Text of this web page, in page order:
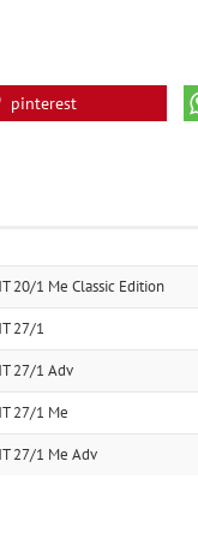
pinterest
20/1 Me Classic Edition
27/1
27/1 Adv
27/1 Me
27/1 Me Adv